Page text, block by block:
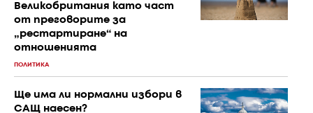
Великобритания като част
от преговорите за
„рестартиране“ на
отношенията
ПОЛИТИКА
Ще има ли нормални избори в
САЩ наесен?